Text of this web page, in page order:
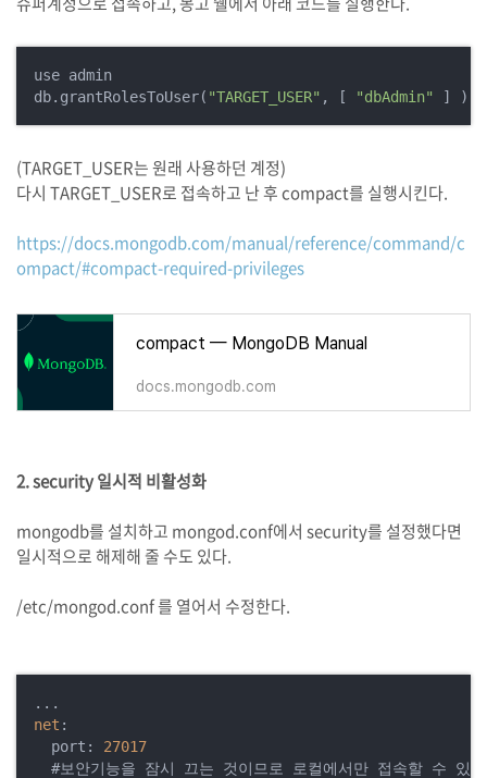
use admin
db.grantRolesToUser( "TARGET_USER" , [ "dbAdmin" ] )
(TARGET_USER는 원래 사용하던 계정)
다시 TARGET_USER로 접속하고 난 후 compact를 실행시킨다.
https://docs.mongodb.com/manual/reference/command/c
ompact/#compact-required-privileges
compact — MongoDB Manual
docs.mongodb.com
2. security 일시적 비활성화
mongodb를 설치하고 mongod.conf에서 security를 설정했다면
일시적으로 해제해 줄 수도 있다.
/etc/mongod.conf 를 열어서 수정한다.
net :
  port:
27017
#보안기능을 잠시 끄는 것이므로 로컬에서만 접속할 수 있